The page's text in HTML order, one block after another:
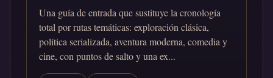
Una guía de entrada que sustituye la cronología
total por rutas temáticas: exploración clásica,
política serializada, aventura moderna, comedia y
cine, con puntos de salto y una ex...